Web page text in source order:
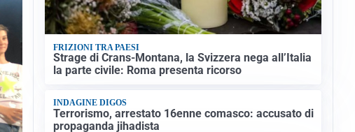
FRIZIONI TRA PAESI
Strage di Crans-Montana, la Svizzera nega all’Italia
la parte civile: Roma presenta ricorso
INDAGINE DIGOS
Terrorismo, arrestato 16enne comasco: accusato di
propaganda jihadista